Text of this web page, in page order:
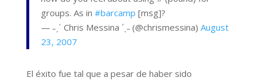
groups. As in #barcamp [msg]?
— ˗ˏˋ Chris Messina ´ˎ˗ (@chrismessina) August
23, 2007
El éxito fue tal que a pesar de haber sido